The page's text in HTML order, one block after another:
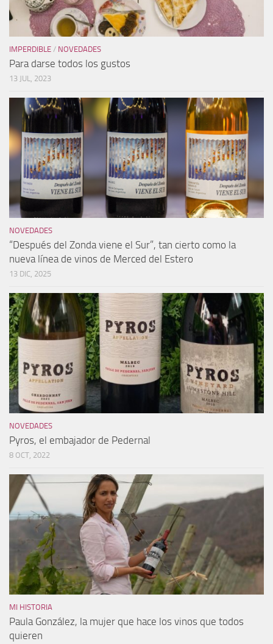
IMPERDIBLE / NOVEDADES
Para darse todos los gustos
13 JUL, 2023
NOVEDADES
“Después del Zonda viene el Sur”, tan cierto como la
nueva línea de vinos de Merced del Estero
13 DIC, 2025
NOVEDADES
Pyros, el embajador de Pedernal
8 OCT, 2022
MI HISTORIA
Paula González, la mujer que hace los vinos que todos
quieren